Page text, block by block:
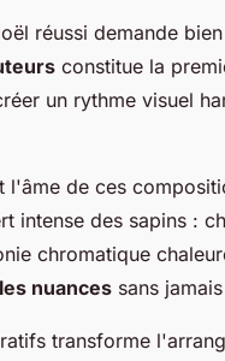
réussi demande
constitue la
un rythme visuel
l'âme de ces
intense des sapins :
chromatique
nuances sans
transforme